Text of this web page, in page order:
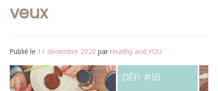
veux
Publié le 11 décembre 2020 par Healthy and YOU